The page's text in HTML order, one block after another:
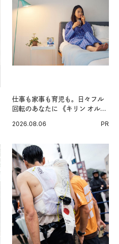
仕事も家事も育児も。日々フル
回転のあなたに 《キリン オルニ
2026.08.06 PR